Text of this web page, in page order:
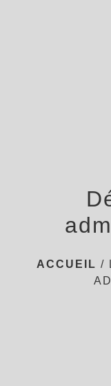
ACCUEIL /